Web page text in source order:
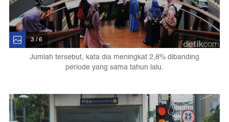
3 / 6
Jumlah tersebut, kata dia meningkat 2,8% dibanding
periode yang sama tahun lalu.